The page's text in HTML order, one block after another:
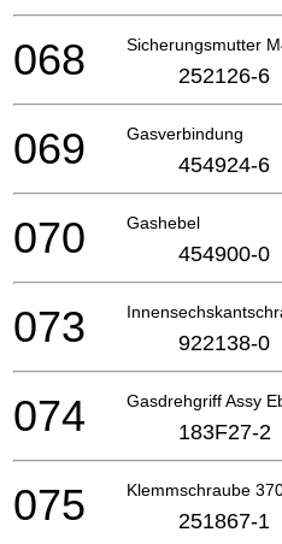
Sicherungsmutter
068 252126-6
Gasverbindung
069 454924-6
Gashebel
070 454900-0
073 922138-0
Gasdrehgriff Assy
074 183F27-2
Klemmschraube
075 251867-1